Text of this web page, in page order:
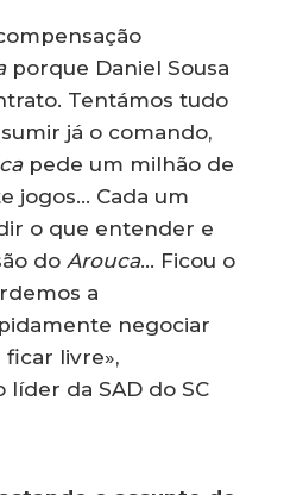
porque Daniel Sousa
Tentámos tudo
já o comando,
pede um milhão de
jogos… Cada um
o que entender e
do Arouca… Ficou o
a
negociar
livre»,
líder da SAD do SC